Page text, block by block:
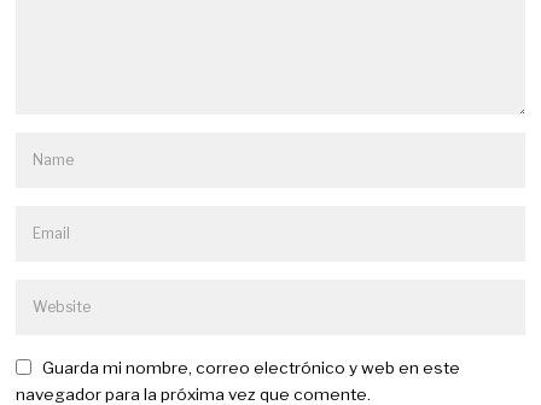
Guarda mi nombre, correo electrónico y web en este
navegador para la próxima vez que comente.